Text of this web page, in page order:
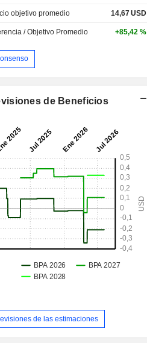
objetivo promedio 14,67USD
/ Objetivo Promedio +85,42 %
de Beneficios
de las estimaciones